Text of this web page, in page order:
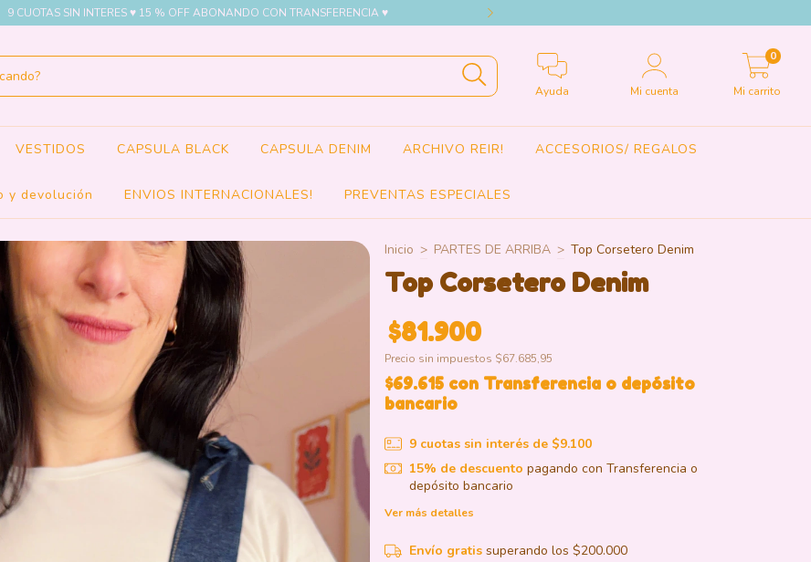
9 CUOTAS SIN INTERES ♥ 15 % OFF ABONANDO CON TRANSFERENCIA ♥
Ayuda Mi cuenta Mi carrito
0
VESTIDOS CAPSULA BLACK CAPSULA DENIM ARCHIVO REIR! ACCESORIOS/ REGALOS
y devolución ENVIOS INTERNACIONALES! PREVENTAS ESPECIALES
Inicio > PARTES DE ARRIBA > Top Corsetero Denim
Top Corsetero Denim
$81.900
Precio sin impuestos $67.685,95
$69.615 con Transferencia o depósito
bancario
9 cuotas sin interés de $9.100
15% de descuento pagando con Transferencia o
depósito bancario
Ver más detalles
Envío gratis superando los $200.000